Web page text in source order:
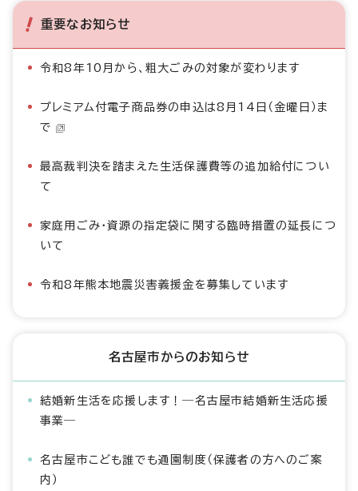
重要なお知らせ
令和8年10月から、粗大ごみの対象が変わります
プレミアム付電子商品券の申込は8月14日（金曜日）ま
で
最高裁判決を踏まえた生活保護費等の追加給付につい
て
家庭用ごみ・資源の指定袋に関する臨時措置の延長につ
いて
令和8年熊本地震災害義援金を募集しています
名古屋市からのお知らせ
結婚新生活を応援します！―名古屋市結婚新生活応援
事業―
名古屋市こども誰でも通園制度（保護者の方へのご案
内）